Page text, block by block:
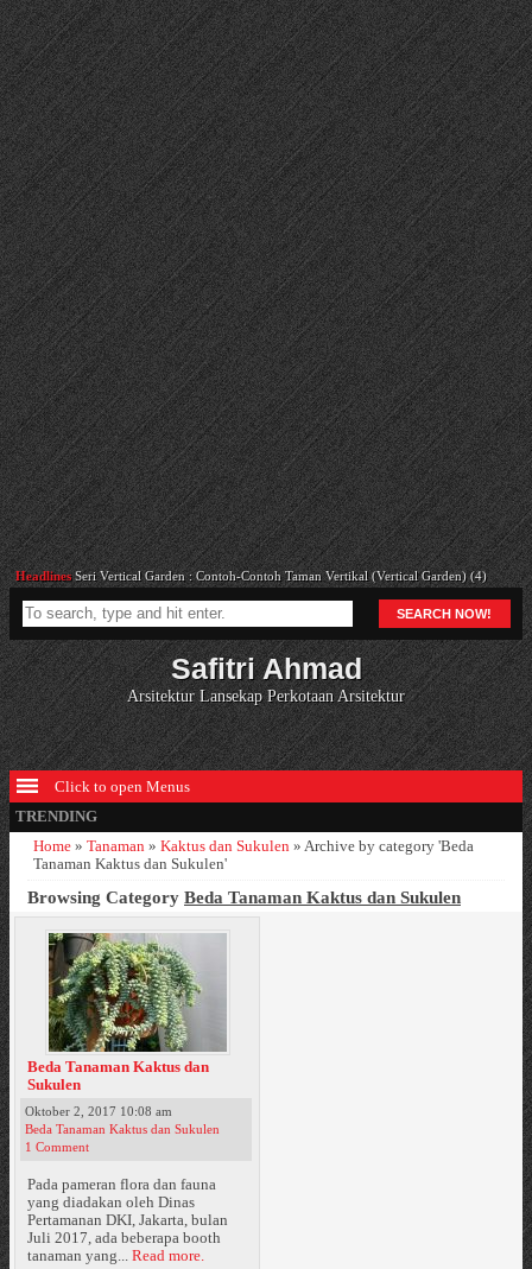
HeadlinesSeri Vertical Garden : Contoh-Contoh Taman Vertikal (Vertical Garden) (4)
HeadlinesCara Merancang Teratai (Nymphaea sp.)
Headlines 7 Bunga Berwarna Ungu dan Penataan Pada Taman
Headlines Cara Merancang Begonia Semperflorens
HeadlinesPergola di Depan Salah Satu Vila Air Bandung
SEARCH NOW!
Safitri Ahmad
Arsitektur Lansekap Perkotaan Arsitektur
Click to open Menus
TRENDING
Home » Tanaman » Kaktus dan Sukulen » Archive by category 'Beda
Tanaman Kaktus dan Sukulen'
Browsing Category Beda Tanaman Kaktus dan Sukulen
Beda Tanaman Kaktus dan
Sukulen
Oktober 2, 2017 10:08 am
Beda Tanaman Kaktus dan Sukulen
1 Comment
Pada pameran flora dan fauna
yang diadakan oleh Dinas
Pertamanan DKI, Jakarta, bulan
Juli 2017, ada beberapa booth
tanaman yang... Read more.